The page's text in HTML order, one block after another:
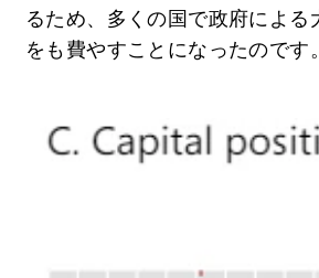
るため、多くの国で政府によ
をも費やすことになったのです。